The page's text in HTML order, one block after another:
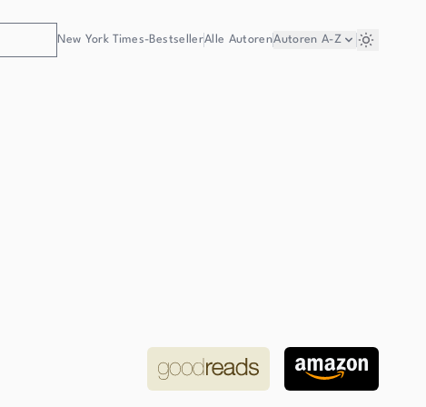
New York Times-BestsellerAlle AutorenAutoren A-Z